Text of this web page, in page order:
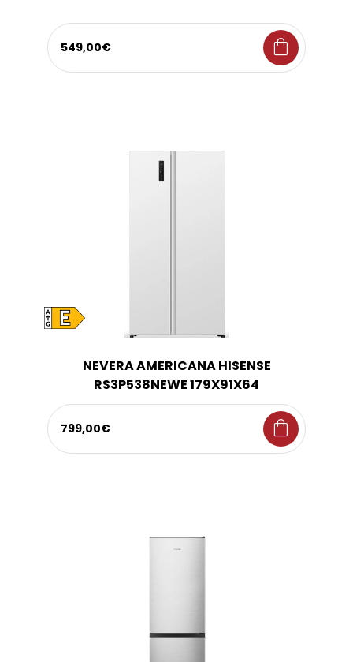
549,00€ shopping_bag
NEVERA AMERICANA HISENSE
RS3P538NEWE 179X91X64
799,00€ shopping_bag